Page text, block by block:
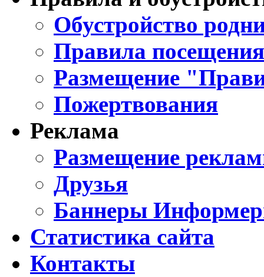
Обустройство
Правила
Размещение
Пожертвования
Реклама
Размещение
Друзья
Баннеры
Статистика сайта
Контакты